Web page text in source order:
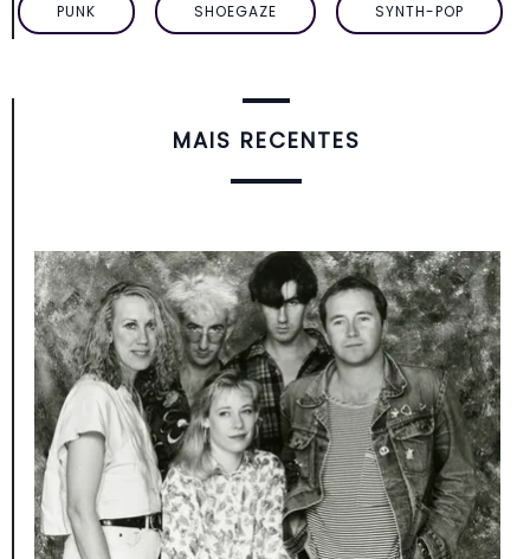
PUNK SHOEGAZE SYNTH-POP
MAIS RECENTES